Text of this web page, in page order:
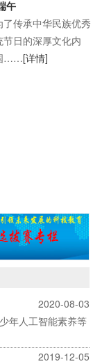
午
传承中华民族优秀
日的深厚文化内
……[详情]
2020-08-03
年人工智能素养等
2019-12-05